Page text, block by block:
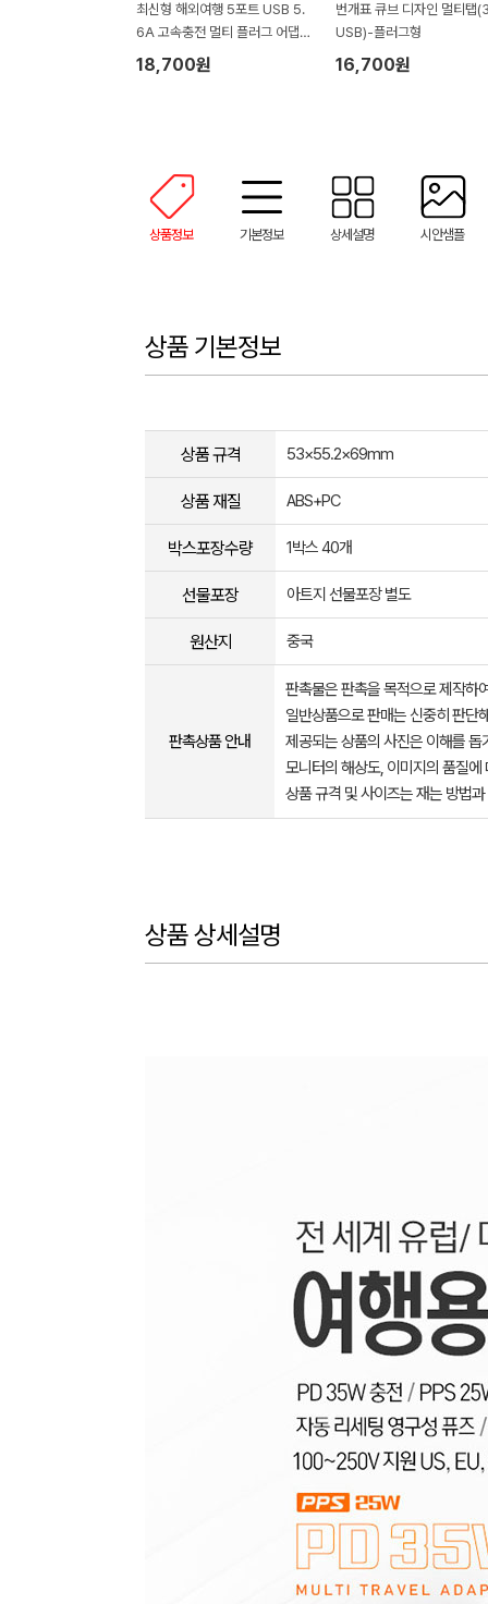
최신형 해외여행 5포트 USB 5.
6A 고속충전 멀티 플러그 어댑
터
18,700원
번개표 큐브 디자인 멀티탭
USB)-플러그형
16,700원
상품정보 기본정보 상세설명 시안샘플
상품 기본정보
상품 규격 53×55.2×69mm
상품 재질 ABS+PC
박스포장수량 1박스 40개
선물포장 아트지 선물포장 별도
원산지 중국
판촉상품 안내
판촉물은 판촉을 목적으로 제작하
일반상품으로 판매는 신중히 판단
제공되는 상품의 사진은 이해를
모니터의 해상도, 이미지의 품질
상품 규격 및 사이즈는 재는 방법
상품 상세설명